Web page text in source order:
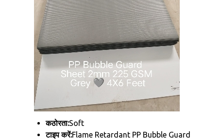
कठोरता:Soft
टाइप करें:Flame Retardant PP Bubble Guard